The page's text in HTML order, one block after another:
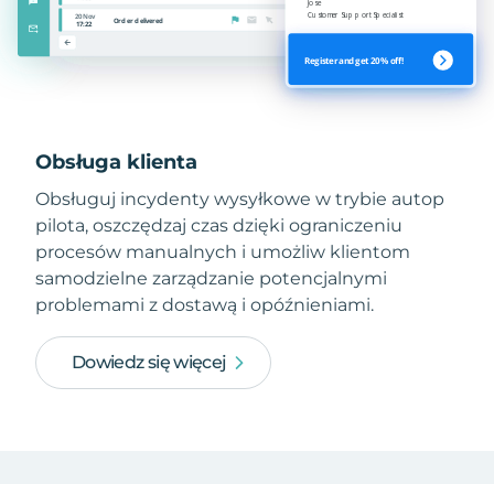
Obsługa klienta
Obsługuj incydenty wysyłkowe w trybie autop
pilota, oszczędzaj czas dzięki ograniczeniu
procesów manualnych i umożliw klientom
samodzielne zarządzanie potencjalnymi
problemami z dostawą i opóźnieniami.
Dowiedz się więcej